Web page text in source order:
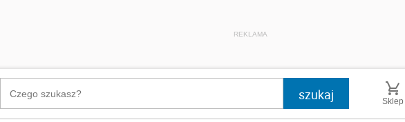
REKLAMA
Sklep